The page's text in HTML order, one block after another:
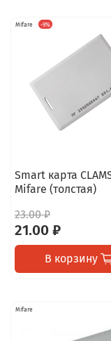
Mifare -9%
Smart карта
Mifare (толстая)
23.00 ₽
21.00 ₽
В корзину
Mifare